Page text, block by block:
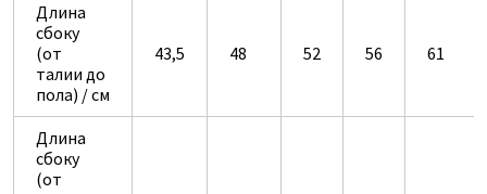
Длина
сбоку
(от
талии до
пола) / см
43,5 48 52 56 61
Длина
сбоку
(от